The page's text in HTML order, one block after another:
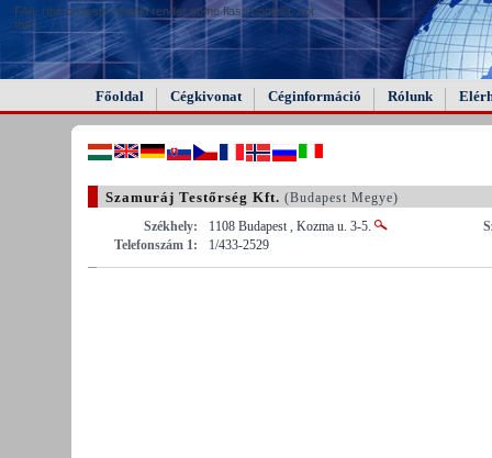
FAIL (the browser should render some flash content, not
this).
Főoldal Cégkivonat Céginformáció Rólunk
Szamuráj Testőrség Kft. (Budapest Megye)
Székhely:
1108 Budapest , Kozma u. 3-5.
Telefonszám 1:
1/433-2529